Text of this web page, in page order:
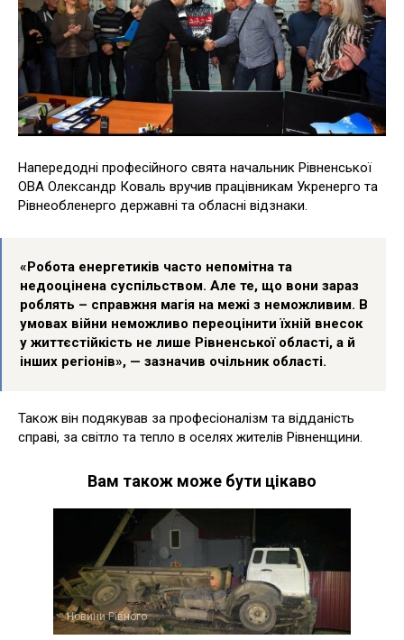
Напередодні професійного свята начальник Рівненської
ОВА Олександр Коваль вручив працівникам Укренерго та
Рівнеобленерго державні та обласні відзнаки.
«Робота енергетиків часто непомітна та
недооцінена суспільством. Але те, що вони зараз
роблять – справжня магія на межі з неможливим. В
умовах війни неможливо переоцінити їхній внесок
у життєстійкість не лише Рівненської області, а й
інших регіонів», — зазначив очільник області.
Також він подякував за професіоналізм та відданість
справі, за світло та тепло в оселях жителів Рівненщини.
Вам також може бути цікаво
Новини Рівного